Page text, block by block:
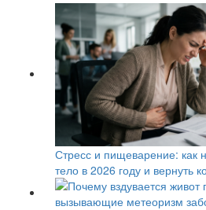
Стресс и пищеварение: как
тело в 2026 году и вернуть